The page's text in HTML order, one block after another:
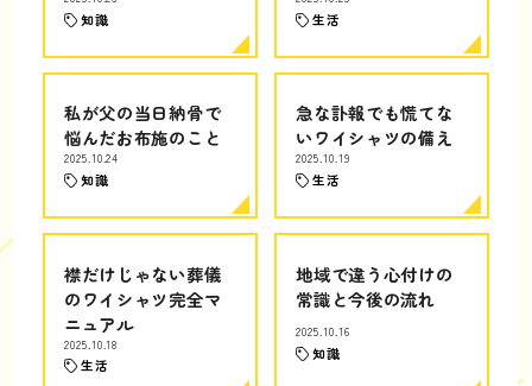
知識 生活
私が父の当日納骨で
悩んだお布施のこと
2025.10.24
知識
急な訃報でも慌てな
いワイシャツの備え
2025.10.19
生活
襟だけじゃない葬儀
のワイシャツ完全マ
ニュアル
2025.10.18
生活
地域で違う心付けの
常識と今後の流れ
2025.10.16
知識